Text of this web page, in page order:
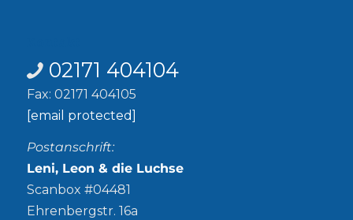
02171 404104
Fax: 02171 404105
[email protected]
Postanschrift:
Leni, Leon & die Luchse
Scanbox #04481
Ehrenbergstr. 16a